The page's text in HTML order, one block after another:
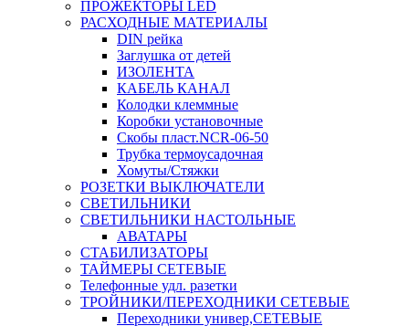
ПРОЖЕКТОРЫ LED
РАСХОДНЫЕ МАТЕРИАЛЫ
DIN рейка
Заглушка от детей
ИЗОЛЕНТА
КАБЕЛЬ КАНАЛ
Колодки клеммные
Коробки установочные
Скобы пласт.NCR-06-50
Трубка термоусадочная
Хомуты/Стяжки
РОЗЕТКИ ВЫКЛЮЧАТЕЛИ
СВЕТИЛЬНИКИ
СВЕТИЛЬНИКИ НАСТОЛЬНЫЕ
АВАТАРЫ
СТАБИЛИЗАТОРЫ
ТАЙМЕРЫ СЕТЕВЫЕ
Телефонные удл. разетки
ТРОЙНИКИ/ПЕРЕХОДНИКИ СЕТЕВЫЕ
Переходники универ,СЕТЕВЫЕ